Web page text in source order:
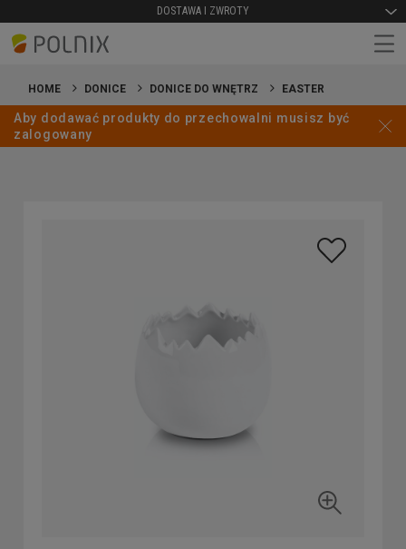
DOSTAWA I ZWROTY
HOME DONICE DONICE DO WNĘTRZ EASTER
Aby dodawać produkty do przechowalni musisz być
zalogowany